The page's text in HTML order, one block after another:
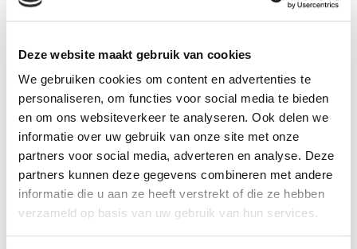
Deze website maakt gebruik van cookies
We gebruiken cookies om content en advertenties te
personaliseren, om functies voor social media te bieden
en om ons websiteverkeer te analyseren. Ook delen we
informatie over uw gebruik van onze site met onze
partners voor social media, adverteren en analyse. Deze
partners kunnen deze gegevens combineren met andere
informatie die u aan ze heeft verstrekt of die ze hebben
verzameld op basis van uw gebruik van hun services.
Tijdens de Tweede Wereldoorlog duikt Ster (12) onder in
Er ontstaat een gedurfd idee: een film maken over het leven
in het dorp. Ster doet mee, want dit is haar kans om aan
haar ouders te laten zien wie ze werkelijk is. Tegenwoordig
is Het Verscholen Dorp nog steeds te bezoeken.
gebaseerd op de geschiedenis van Het Verscholen
Dorp